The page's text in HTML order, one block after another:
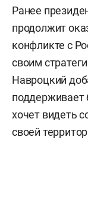
Ранее
продолжит
конфликте с
своим
Навроцкий
поддерживает
хочет видеть
своей